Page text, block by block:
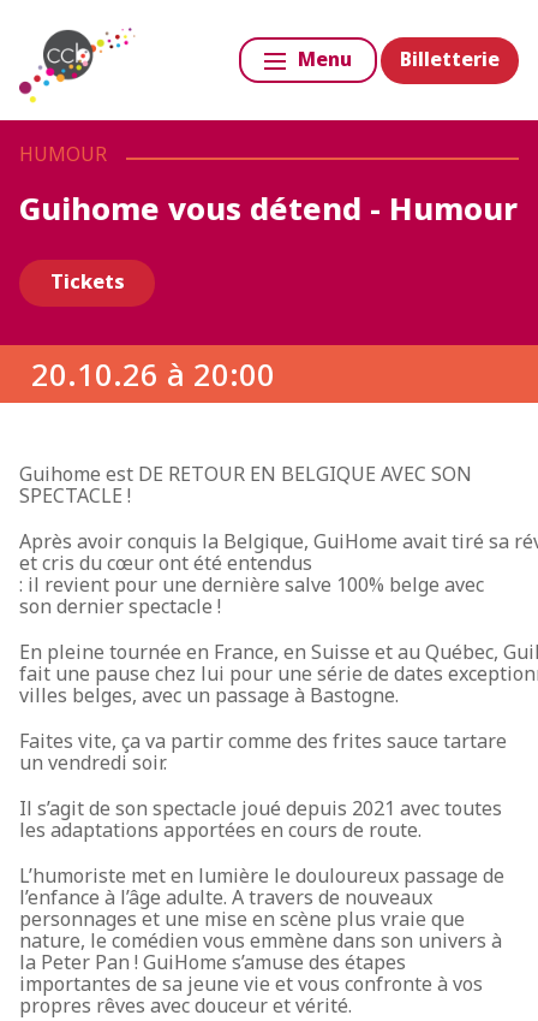
Billetterie
Menu
HUMOUR
Guihome vous détend - Humour
Tickets
20.10.26 à 20:00
Guihome est DE RETOUR EN BELGIQUE AVEC SON
SPECTACLE !
Après avoir conquis la Belgique, GuiHome avait tiré sa
et cris du cœur ont été entendus
: il revient pour une dernière salve 100% belge avec
son dernier spectacle !
En pleine tournée en France, en Suisse et au Québec,
fait une pause chez lui pour une série de dates
villes belges, avec un passage à Bastogne.
Faites vite, ça va partir comme des frites sauce tartare
un vendredi soir.
Il s’agit de son spectacle joué depuis 2021 avec toutes
les adaptations apportées en cours de route.
L’humoriste met en lumière le douloureux passage de
l’enfance à l’âge adulte. A travers de nouveaux
personnages et une mise en scène plus vraie que
nature, le comédien vous emmène dans son univers à
la Peter Pan ! GuiHome s’amuse des étapes
importantes de sa jeune vie et vous confronte à vos
propres rêves avec douceur et vérité.